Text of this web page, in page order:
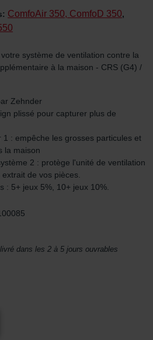
ComfoAir 350, ComfoD 350,
système de ventilation contre la
à la maison - CRS (G4) /
Zehnder
plissé pour capturer plus de
1 : empêche les grosses particules et
la maison
2 : protège l'unité de ventilation
de vos pièces.
: 5+ jeux 5%, 10+ jeux 10%.
dans les 2 à 5 jours ouvrables